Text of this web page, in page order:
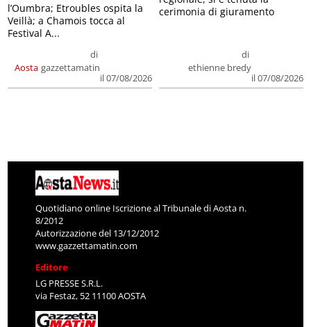
Aosta
di
gazzettamatin
il 07/08/2026
l’Oumbra; Etroubles ospita la
Veillà; a Chamois tocca al
Festival A...
di
ethienne bredy
il 07/08/2026
cerimonia di giuramento
Quotidiano online Iscrizione al Tribunale di Aosta n.
8/2012
Autorizzazione del 13/12/2012
www.gazzettamatin.com
Editore
LG PRESSE S.R.L.
via Festaz, 52 11100 AOSTA